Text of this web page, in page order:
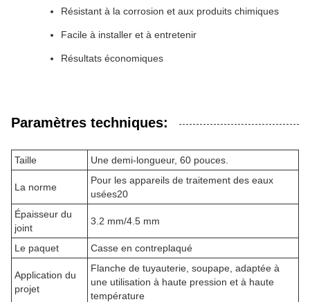
Résistant à la corrosion et aux produits chimiques
Facile à installer et à entretenir
Résultats économiques
Paramètres techniques:
Taille Une demi-longueur, 60 pouces.
La norme
Pour les appareils de traitement des eaux
usées20
Épaisseur du
joint
3.2 mm/4.5 mm
Le paquet Casse en contreplaqué
Application du
projet
Flanche de tuyauterie, soupape, adaptée à
une utilisation à haute pression et à haute
température